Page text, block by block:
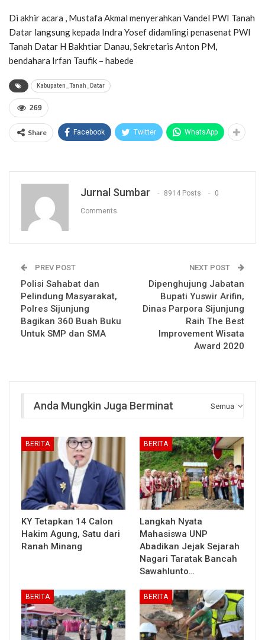
Di akhir acara , Mustafa Akmal menyerahkan Vandel PWI Tanah
Datar langsung kepada Indra Yosef didamlingi penasenat PWI
Tanah Datar H Bakhtiar Danau, Sekretaris Anton PM,
bendahara Irfan Taufik – habede
Kabupaten_Tanah_Datar
269
Share Facebook Twitter WhatsApp
Jurnal Sumbar 8914 Posts 0
Comments
PREV POST
Polisi Sahabat dan
Pelindung Masyarakat,
Polres Sijunjung
Bagikan 360 Buah Buku
Untuk SMP dan SMA
NEXT POST
Dipenghujung Jabatan
Bupati Yuswir Arifin,
Dinas Parpora Sijunjung
Raih The Best
Improvement Wisata
Award 2020
Semua
Anda Mungkin Juga Berminat
BERITA
KY Tetapkan 14 Calon
Hakim Agung, Satu dari
Ranah Minang
BERITA
Langkah Nyata
Mahasiswa UNP
Abadikan Jejak Sejarah
Nagari Taratak Bancah
Sawahlunto…
BERITA BERITA